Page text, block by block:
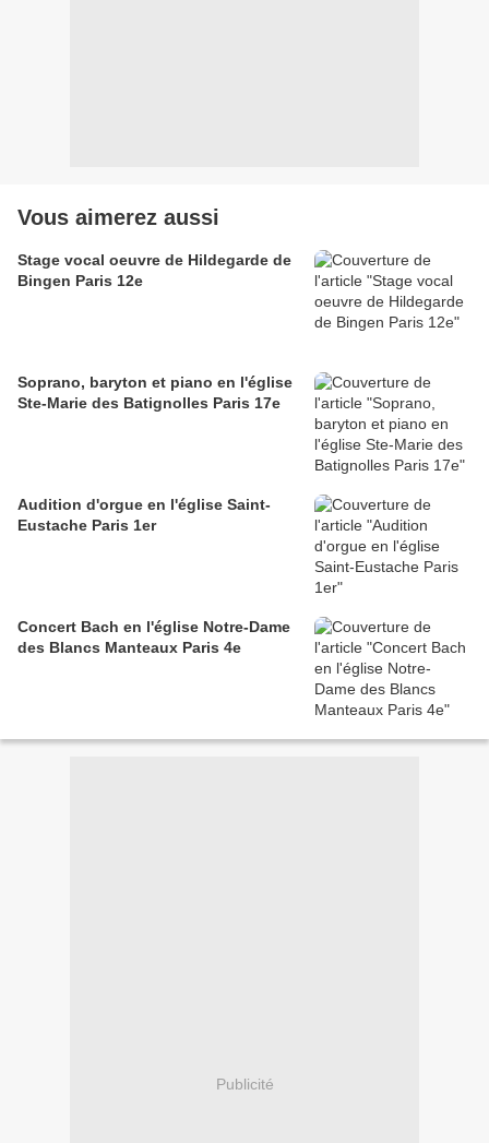
Vous aimerez aussi
Stage vocal oeuvre de Hildegarde de
Bingen Paris 12e
Soprano, baryton et piano en l'église
Ste-Marie des Batignolles Paris 17e
Audition d'orgue en l'église Saint-
Eustache Paris 1er
Concert Bach en l'église Notre-Dame
des Blancs Manteaux Paris 4e
Publicité